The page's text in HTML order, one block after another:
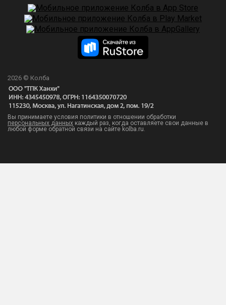
2026 © Колба
Вы принимаете условия политики в отношении обработки
персональных данных каждый раз, когда оставляете свои данные в
любой форме обратной связи на сайте kolba.ru.